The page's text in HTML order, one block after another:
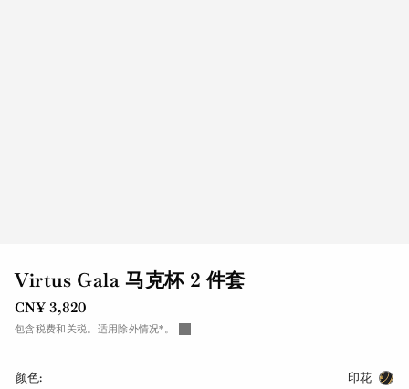
Virtus Gala 马克杯 2 件套
CN¥ 3,820
包含税费和关税。适用除外情况*。
颜色: 印花